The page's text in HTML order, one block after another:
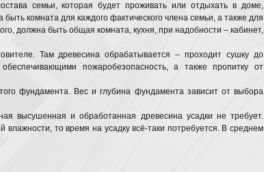
семьи, которая будет проживать или отдыхать в доме,
комната для каждого фактического члена семьи, а также для
должна быть общая комната, кухня, при надобности – кабинет,
Там древесина обрабатывается – проходит сушку до
пожаробезопасность, а также пропитку от
фундамента. Вес и глубина фундамента зависит от выбора
высушенная и обработанная древесина усадки не требует.
влажности, то время на усадку всё-таки потребуется. В среднем